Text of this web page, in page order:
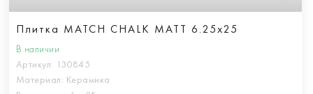
Плитка MATCH CHALK MATT 6.25x25
В наличии
Артикул: 130845
Материал: Керамика